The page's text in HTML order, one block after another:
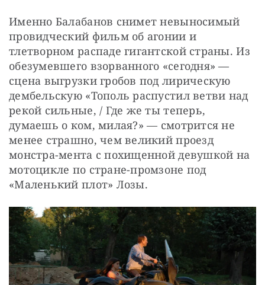
Именно Балабанов снимет невыносимый
провидческий фильм об агонии и
тлетворном распаде гигантской страны. Из
обезумевшего взорванного «сегодня» —
сцена выгрузки гробов под лирическую
дембельскую «Тополь распустил ветви над
рекой сильные, / Где же ты теперь,
думаешь о ком, милая?» — смотрится не
менее страшно, чем великий проезд
монстра-мента с похищенной девушкой на
мотоцикле по стране-промзоне под
«Маленький плот» Лозы.